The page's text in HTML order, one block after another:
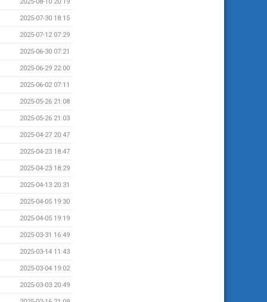
2025-07-30 18:15
2025-07-12 07:29
2025-06-30 07:21
2025-06-29 22:00
2025-06-02 07:11
2025-05-26 21:08
2025-05-26 21:03
2025-04-27 20:47
2025-04-23 18:47
2025-04-23 18:29
2025-04-13 20:31
2025-04-05 19:30
2025-04-05 19:19
2025-03-31 16:49
2025-03-14 11:43
2025-03-04 19:02
2025-03-03 20:49